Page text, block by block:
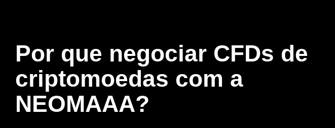
Por que negociar CFDs de
criptomoedas com a
NEOMAAA?